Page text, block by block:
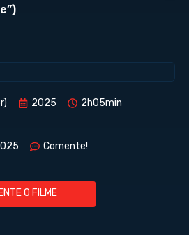
2025
2h05min
Comente!
O FILME